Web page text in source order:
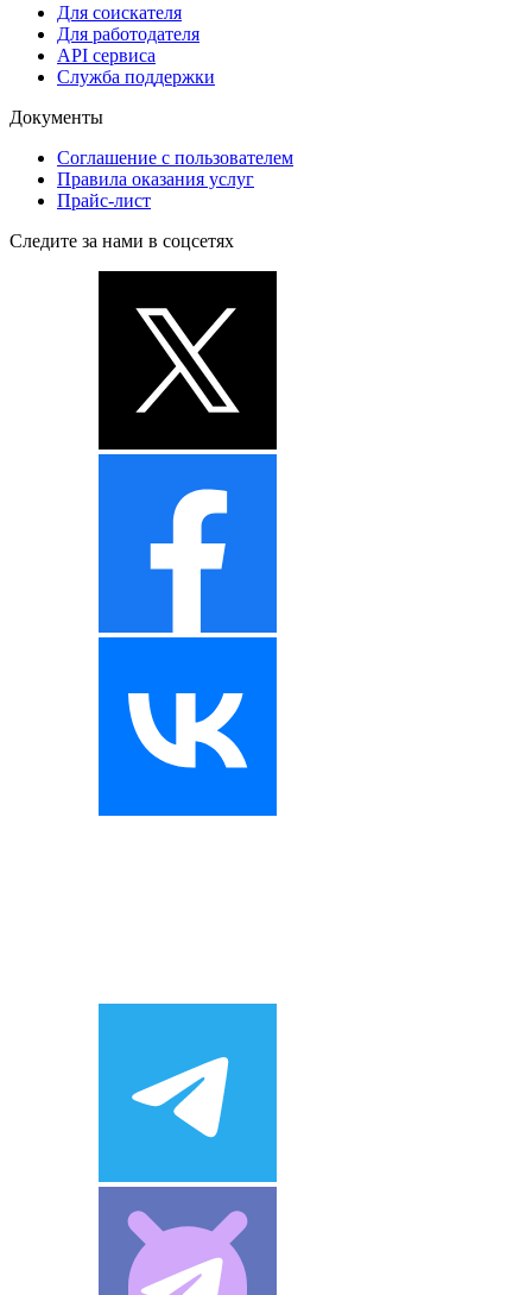
Для соискателя
Для работодателя
API сервиса
Служба поддержки
Документы
Соглашение с пользователем
Правила оказания услуг
Прайс-лист
Следите за нами в соцсетях